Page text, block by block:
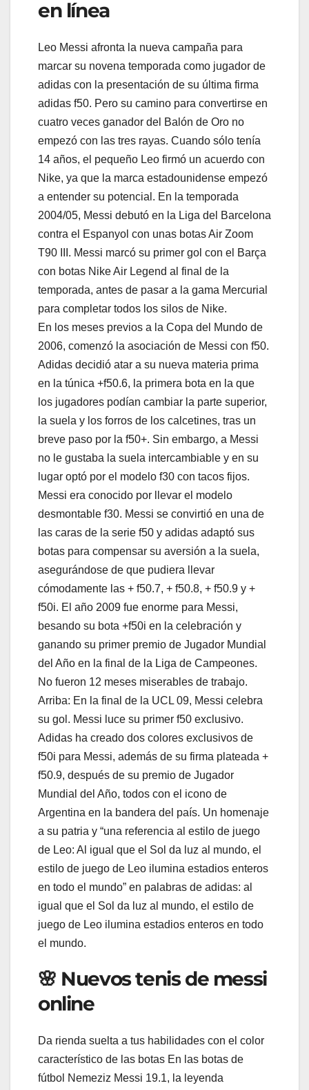
en línea
Leo Messi afronta la nueva campaña para
marcar su novena temporada como jugador de
adidas con la presentación de su última firma
adidas f50. Pero su camino para convertirse en
cuatro veces ganador del Balón de Oro no
empezó con las tres rayas. Cuando sólo tenía
14 años, el pequeño Leo firmó un acuerdo con
Nike, ya que la marca estadounidense empezó
a entender su potencial. En la temporada
2004/05, Messi debutó en la Liga del Barcelona
contra el Espanyol con unas botas Air Zoom
T90 III. Messi marcó su primer gol con el Barça
con botas Nike Air Legend al final de la
temporada, antes de pasar a la gama Mercurial
para completar todos los silos de Nike.
En los meses previos a la Copa del Mundo de
2006, comenzó la asociación de Messi con f50.
Adidas decidió atar a su nueva materia prima
en la túnica +f50.6, la primera bota en la que
los jugadores podían cambiar la parte superior,
la suela y los forros de los calcetines, tras un
breve paso por la f50+. Sin embargo, a Messi
no le gustaba la suela intercambiable y en su
lugar optó por el modelo f30 con tacos fijos.
Messi era conocido por llevar el modelo
desmontable f30. Messi se convirtió en una de
las caras de la serie f50 y adidas adaptó sus
botas para compensar su aversión a la suela,
asegurándose de que pudiera llevar
cómodamente las + f50.7, + f50.8, + f50.9 y +
f50i. El año 2009 fue enorme para Messi,
besando su bota +f50i en la celebración y
ganando su primer premio de Jugador Mundial
del Año en la final de la Liga de Campeones.
No fueron 12 meses miserables de trabajo.
Arriba: En la final de la UCL 09, Messi celebra
su gol. Messi luce su primer f50 exclusivo.
Adidas ha creado dos colores exclusivos de
f50i para Messi, además de su firma plateada +
f50.9, después de su premio de Jugador
Mundial del Año, todos con el icono de
Argentina en la bandera del país. Un homenaje
a su patria y “una referencia al estilo de juego
de Leo: Al igual que el Sol da luz al mundo, el
estilo de juego de Leo ilumina estadios enteros
en todo el mundo” en palabras de adidas: al
igual que el Sol da luz al mundo, el estilo de
juego de Leo ilumina estadios enteros en todo
el mundo.
🌸 Nuevos tenis de messi
online
Da rienda suelta a tus habilidades con el color
característico de las botas En las botas de
fútbol Nemeziz Messi 19.1, la leyenda